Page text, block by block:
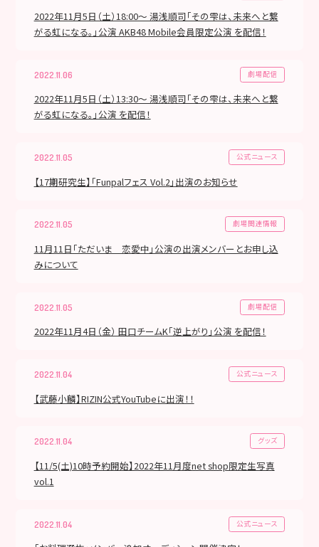
2022年11月5日（土）18:00～ 湯浅順司「その雫は、未来へと繋
がる虹になる。」公演 AKB48 Mobile会員限定公演 を配信！
2022.11.06 劇場配信
2022年11月5日（土）13:30～ 湯浅順司「その雫は、未来へと繋
がる虹になる。」公演 を配信！
2022.11.05 公式ニュース
【17期研究生】「Funpalフェス Vol.2」出演のお知らせ
2022.11.05 劇場関連情報
11月11日「ただいま 恋愛中」公演の出演メンバーとお申し込
みについて
2022.11.05 劇場配信
2022年11月4日（金） 田口チームK「逆上がり」公演 を配信！
2022.11.04 公式ニュース
【武藤小麟】RIZIN公式YouTubeに出演！！
2022.11.04 グッズ
【11/5(土)10時予約開始】2022年11月度net shop限定生写真
vol.1
2022.11.04 公式ニュース